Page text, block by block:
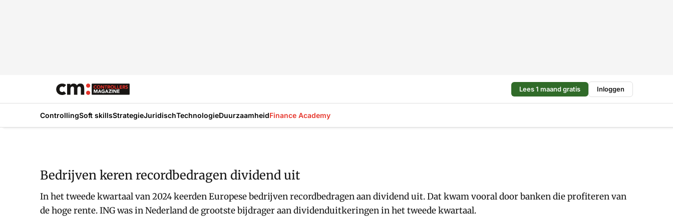
Lees 1 maand gratis Inloggen
ControllingSoft skillsStrategieJuridischTechnologieDuurzaamheidFinance Academy
Bedrijven keren recordbedragen dividend uit
In het tweede kwartaal van 2024 keerden Europese bedrijven recordbedragen aan dividend uit. Dat kwam vooral door banken die profiteren van
de hoge rente. ING was in Nederland de grootste bijdrager aan dividenduitkeringen in het tweede kwartaal.